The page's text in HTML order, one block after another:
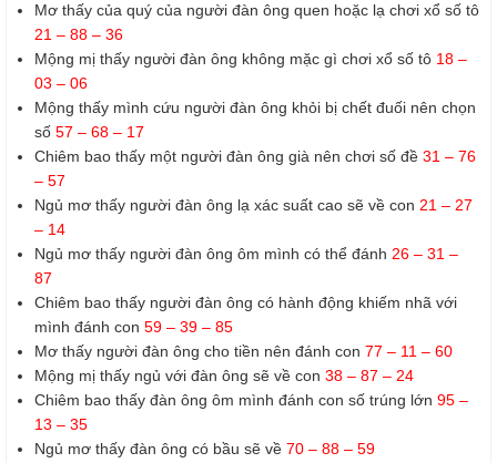
Mơ thấy của quý của người đàn ông quen hoặc lạ chơi xổ số tô
21 – 88 – 36
Mộng mị thấy người đàn ông không mặc gì chơi xổ số tô 18 –
03 – 06
Mộng thấy mình cứu người đàn ông khỏi bị chết đuối nên chọn
số 57 – 68 – 17
Chiêm bao thấy một người đàn ông già nên chơi số đề 31 – 76
– 57
Ngủ mơ thấy người đàn ông lạ xác suất cao sẽ về con 21 – 27
– 14
Ngủ mơ thấy người đàn ông ôm mình có thể đánh 26 – 31 –
87
Chiêm bao thấy người đàn ông có hành động khiếm nhã với
mình đánh con 59 – 39 – 85
Mơ thấy người đàn ông cho tiền nên đánh con 77 – 11 – 60
Mộng mị thấy ngủ với đàn ông sẽ về con 38 – 87 – 24
Chiêm bao thấy đàn ông ôm mình đánh con số trúng lớn 95 –
13 – 35
Ngủ mơ thấy đàn ông có bầu sẽ về 70 – 88 – 59